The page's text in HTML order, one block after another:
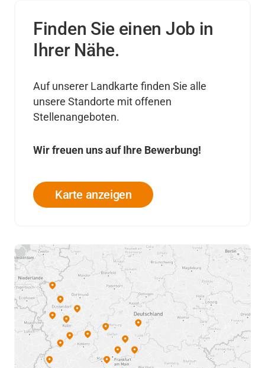
Finden Sie einen Job in
Ihrer Nähe.
Auf unserer Landkarte finden Sie alle
unsere Standorte mit offenen
Stellenangeboten.
Wir freuen uns auf Ihre Bewerbung!
Karte anzeigen